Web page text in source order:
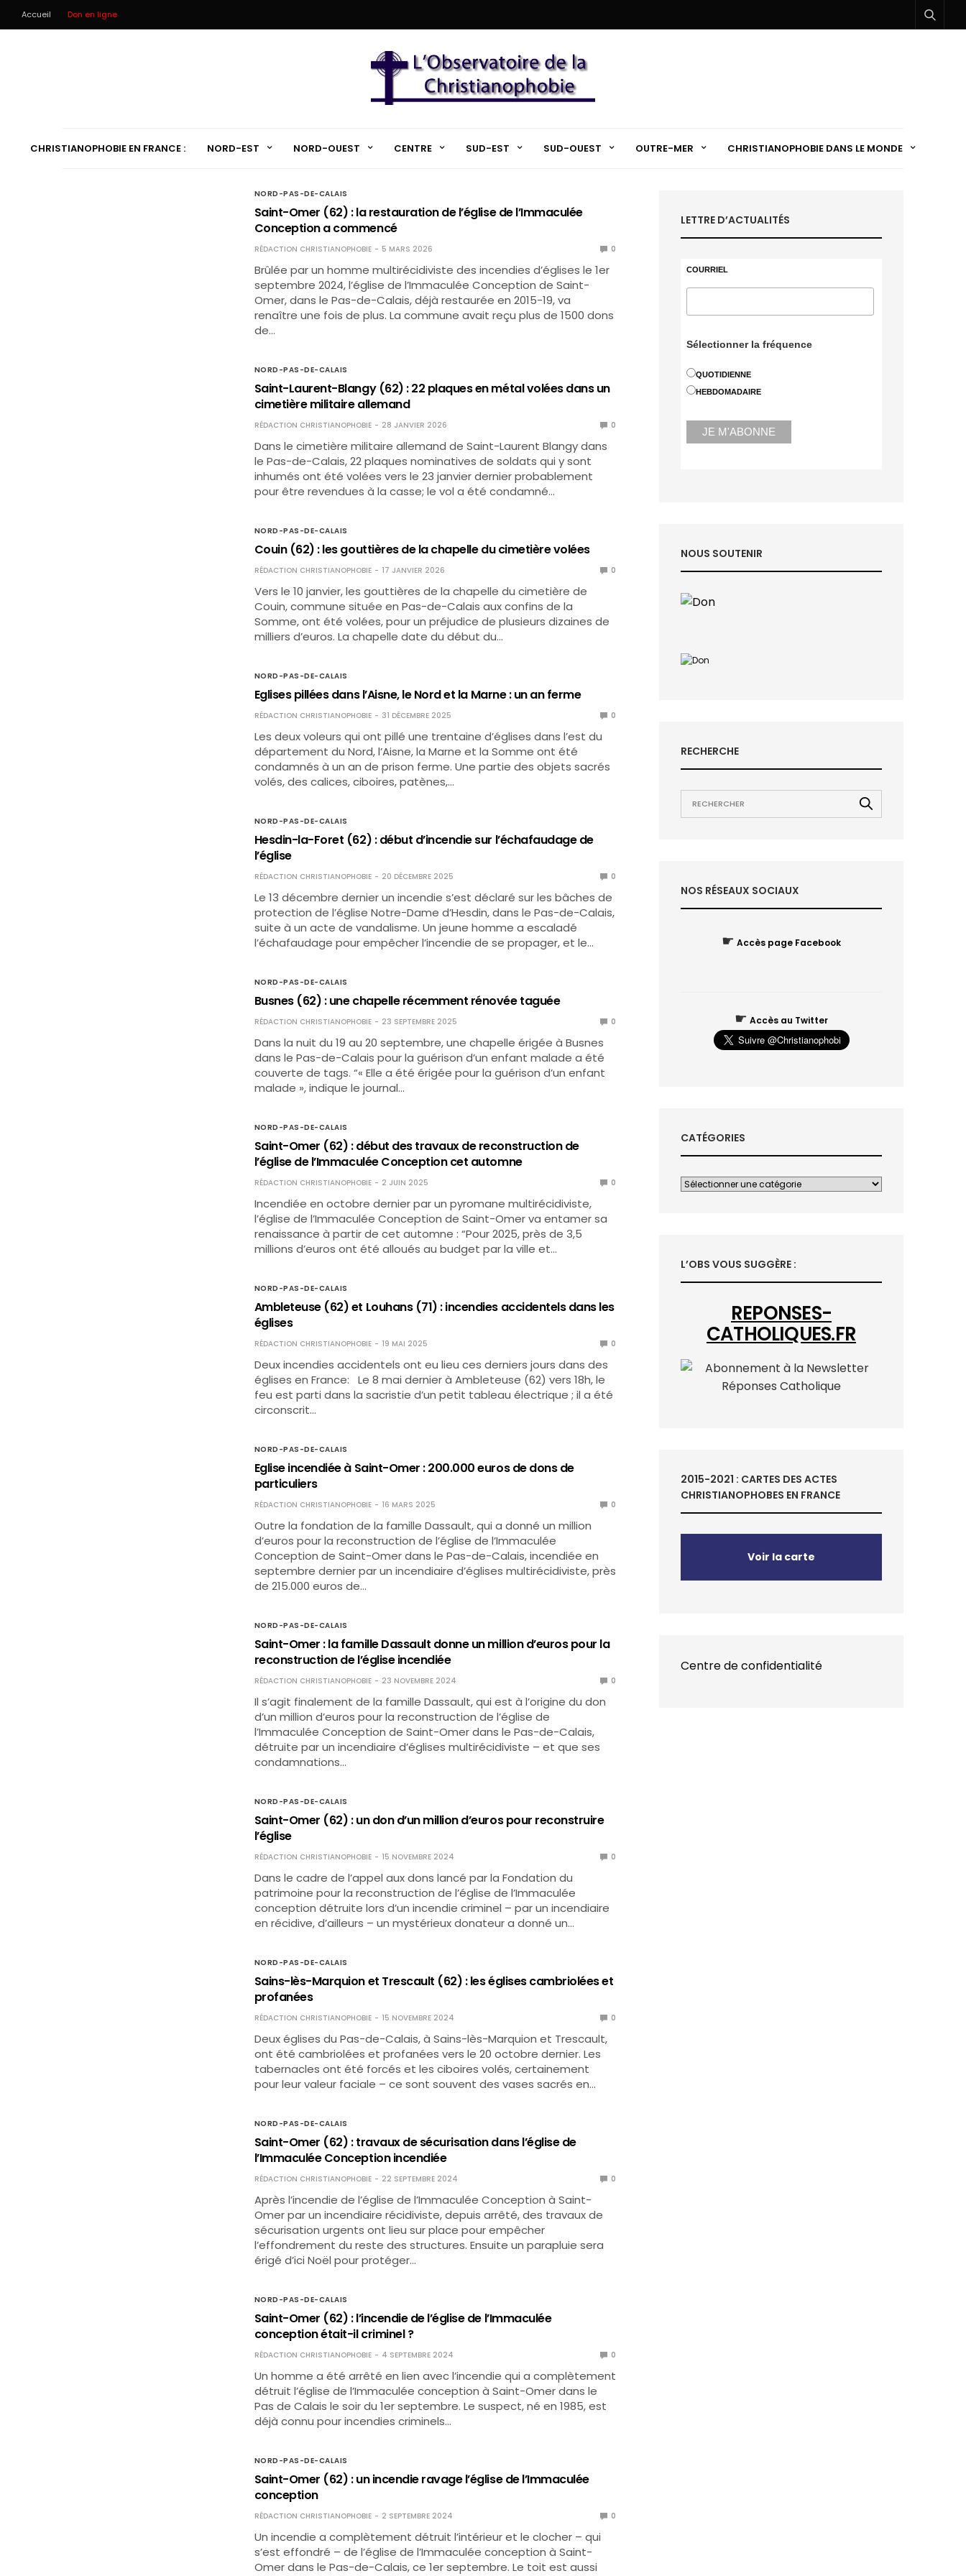
Accueil Don en ligne
CHRISTIANOPHOBIE EN FRANCE : NORD-EST NORD-OUEST CENTRE SUD-EST SUD-OUEST OUTRE-MER CHRISTIANOPHOBIE DANS LE MONDE
NORD-PAS-DE-CALAIS
Saint-Omer (62) : la restauration de l’église de l’Immaculée
Conception a commencé
RÉDACTION CHRISTIANOPHOBIE 5 MARS 2026 0
Brûlée par un homme multirécidiviste des incendies d’églises le 1er
septembre 2024, l’église de l’Immaculée Conception de Saint-
Omer, dans le Pas-de-Calais, déjà restaurée en 2015-19, va
renaître une fois de plus. La commune avait reçu plus de 1500 dons
de…
NORD-PAS-DE-CALAIS
Saint-Laurent-Blangy (62) : 22 plaques en métal volées dans un
cimetière militaire allemand
RÉDACTION CHRISTIANOPHOBIE 28 JANVIER 2026 0
Dans le cimetière militaire allemand de Saint-Laurent Blangy dans
le Pas-de-Calais, 22 plaques nominatives de soldats qui y sont
inhumés ont été volées vers le 23 janvier dernier probablement
pour être revendues à la casse; le vol a été condamné…
NORD-PAS-DE-CALAIS
Couin (62) : les gouttières de la chapelle du cimetière volées
RÉDACTION CHRISTIANOPHOBIE 17 JANVIER 2026 0
Vers le 10 janvier, les gouttières de la chapelle du cimetière de
Couin, commune située en Pas-de-Calais aux confins de la
Somme, ont été volées, pour un préjudice de plusieurs dizaines de
milliers d’euros. La chapelle date du début du…
NORD-PAS-DE-CALAIS
Eglises pillées dans l’Aisne, le Nord et la Marne : un an ferme
RÉDACTION CHRISTIANOPHOBIE 31 DÉCEMBRE 2025 0
Les deux voleurs qui ont pillé une trentaine d’églises dans l’est du
département du Nord, l’Aisne, la Marne et la Somme ont été
condamnés à un an de prison ferme. Une partie des objets sacrés
volés, des calices, ciboires, patènes,…
NORD-PAS-DE-CALAIS
Hesdin-la-Foret (62) : début d’incendie sur l’échafaudage de
l’église
RÉDACTION CHRISTIANOPHOBIE 20 DÉCEMBRE 2025 0
Le 13 décembre dernier un incendie s’est déclaré sur les bâches de
protection de l’église Notre-Dame d’Hesdin, dans le Pas-de-Calais,
suite à un acte de vandalisme. Un jeune homme a escaladé
l’échafaudage pour empêcher l’incendie de se propager, et le…
NORD-PAS-DE-CALAIS
Busnes (62) : une chapelle récemment rénovée taguée
RÉDACTION CHRISTIANOPHOBIE 23 SEPTEMBRE 2025 0
Dans la nuit du 19 au 20 septembre, une chapelle érigée à Busnes
dans le Pas-de-Calais pour la guérison d’un enfant malade a été
couverte de tags. “« Elle a été érigée pour la guérison d’un enfant
malade », indique le journal…
NORD-PAS-DE-CALAIS
Saint-Omer (62) : début des travaux de reconstruction de
l’église de l’Immaculée Conception cet automne
RÉDACTION CHRISTIANOPHOBIE 2 JUIN 2025 0
Incendiée en octobre dernier par un pyromane multirécidiviste,
l’église de l’Immaculée Conception de Saint-Omer va entamer sa
renaissance à partir de cet automne : “Pour 2025, près de 3,5
millions d’euros ont été alloués au budget par la ville et…
NORD-PAS-DE-CALAIS
Ambleteuse (62) et Louhans (71) : incendies accidentels dans les
églises
RÉDACTION CHRISTIANOPHOBIE 19 MAI 2025 0
Deux incendies accidentels ont eu lieu ces derniers jours dans des
églises en France: Le 8 mai dernier à Ambleteuse (62) vers 18h, le
feu est parti dans la sacristie d’un petit tableau électrique ; il a été
circonscrit…
NORD-PAS-DE-CALAIS
Eglise incendiée à Saint-Omer : 200.000 euros de dons de
particuliers
RÉDACTION CHRISTIANOPHOBIE 16 MARS 2025 0
Outre la fondation de la famille Dassault, qui a donné un million
d’euros pour la reconstruction de l’église de l’Immaculée
Conception de Saint-Omer dans le Pas-de-Calais, incendiée en
septembre dernier par un incendiaire d’églises multirécidiviste, près
de 215.000 euros de…
NORD-PAS-DE-CALAIS
Saint-Omer : la famille Dassault donne un million d’euros pour la
reconstruction de l’église incendiée
RÉDACTION CHRISTIANOPHOBIE 23 NOVEMBRE 2024 0
Il s’agit finalement de la famille Dassault, qui est à l’origine du don
d’un million d’euros pour la reconstruction de l’église de
l’Immaculée Conception de Saint-Omer dans le Pas-de-Calais,
détruite par un incendiaire d’églises multirécidiviste – et que ses
condamnations…
NORD-PAS-DE-CALAIS
Saint-Omer (62) : un don d’un million d’euros pour reconstruire
l’église
RÉDACTION CHRISTIANOPHOBIE 15 NOVEMBRE 2024 0
Dans le cadre de l’appel aux dons lancé par la Fondation du
patrimoine pour la reconstruction de l’église de l’Immaculée
conception détruite lors d’un incendie criminel – par un incendiaire
en récidive, d’ailleurs – un mystérieux donateur a donné un…
NORD-PAS-DE-CALAIS
Sains-lès-Marquion et Trescault (62) : les églises cambriolées et
profanées
RÉDACTION CHRISTIANOPHOBIE 15 NOVEMBRE 2024 0
Deux églises du Pas-de-Calais, à Sains-lès-Marquion et Trescault,
ont été cambriolées et profanées vers le 20 octobre dernier. Les
tabernacles ont été forcés et les ciboires volés, certainement
pour leur valeur faciale – ce sont souvent des vases sacrés en…
NORD-PAS-DE-CALAIS
Saint-Omer (62) : travaux de sécurisation dans l’église de
l’Immaculée Conception incendiée
RÉDACTION CHRISTIANOPHOBIE 22 SEPTEMBRE 2024 0
Après l’incendie de l’église de l’Immaculée Conception à Saint-
Omer par un incendiaire récidiviste, depuis arrêté, des travaux de
sécurisation urgents ont lieu sur place pour empêcher
l’effondrement du reste des structures. Ensuite un parapluie sera
érigé d’ici Noël pour protéger…
NORD-PAS-DE-CALAIS
Saint-Omer (62) : l’incendie de l’église de l’Immaculée
conception était-il criminel ?
RÉDACTION CHRISTIANOPHOBIE 4 SEPTEMBRE 2024 0
Un homme a été arrêté en lien avec l’incendie qui a complètement
détruit l’église de l’Immaculée conception à Saint-Omer dans le
Pas de Calais le soir du 1er septembre. Le suspect, né en 1985, est
déjà connu pour incendies criminels…
NORD-PAS-DE-CALAIS
Saint-Omer (62) : un incendie ravage l’église de l’Immaculée
conception
RÉDACTION CHRISTIANOPHOBIE 2 SEPTEMBRE 2024 0
Un incendie a complètement détruit l’intérieur et le clocher – qui
s’est effondré – de l’église de l’Immaculée conception à Saint-
Omer dans le Pas-de-Calais, ce 1er septembre. Le toit est aussi
LETTRE D’ACTUALITÉS
COURRIEL
Sélectionner la fréquence
QUOTIDIENNE
HEBDOMADAIRE
NOUS SOUTENIR
RECHERCHE
NOS RÉSEAUX SOCIAUX
☛ Accès page Facebook
☛ Accès au Twitter
CATÉGORIES
L’OBS VOUS SUGGÈRE :
REPONSES-
CATHOLIQUES.FR
2015-2021 : CARTES DES ACTES
CHRISTIANOPHOBES EN FRANCE
Voir la carte
Centre de confidentialité